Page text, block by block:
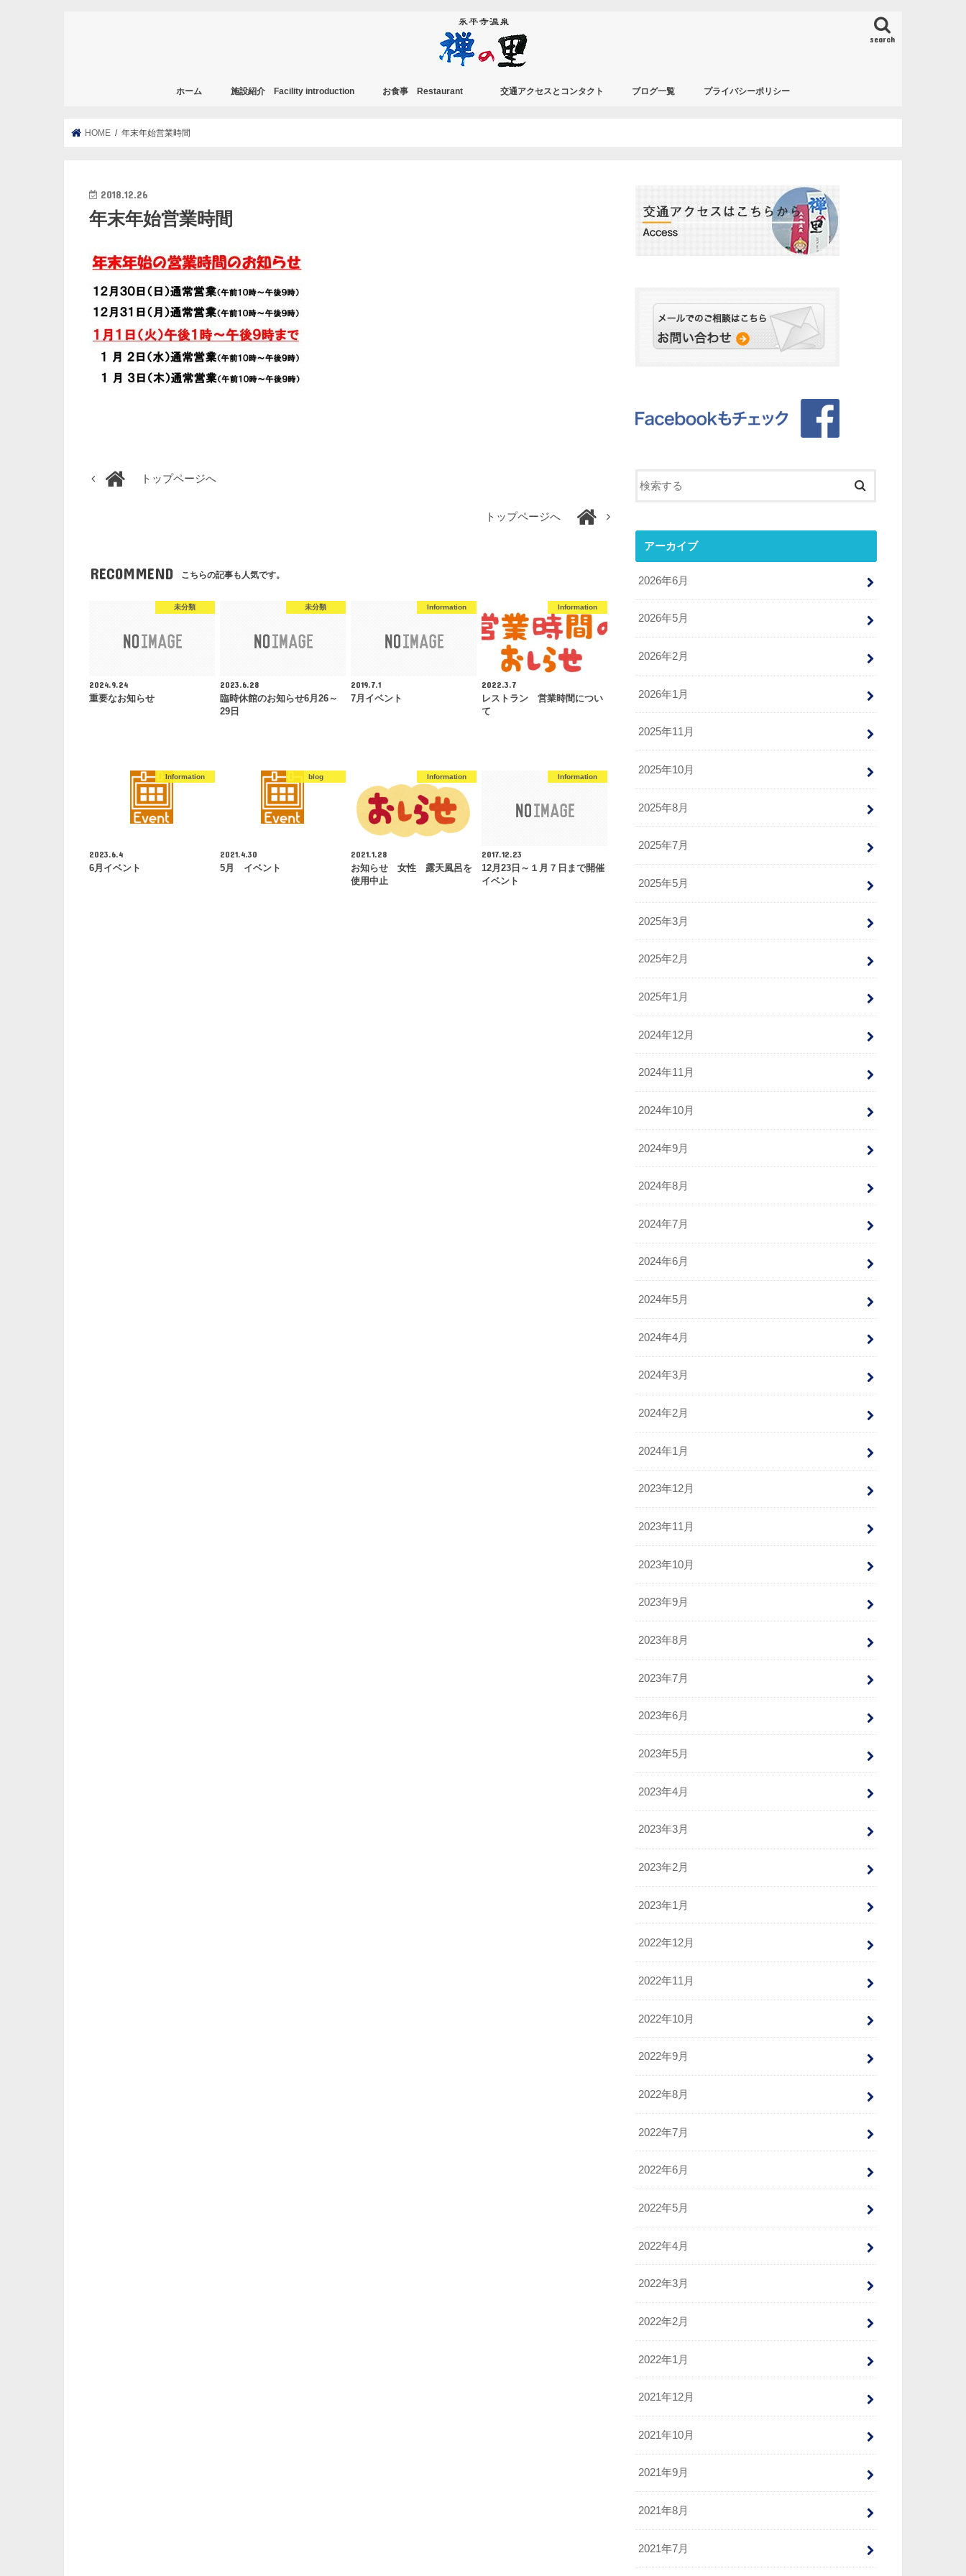
search
ホーム 施設紹介 Facility introduction お食事 Restaurant 交通アクセスとコンタクト ブログ一覧 プライバシーポリシー
HOME 年末年始営業時間
2018.12.26
年末年始営業時間
トップページへ
トップページへ
RECOMMEND こちらの記事も人気です。
未分類
2024.9.24
重要なお知らせ
未分類
2023.6.28
臨時休館のお知らせ6月26～
29日
Information
2019.7.1
7月イベント
Information
2022.3.7
レストラン 営業時間につい
て
Information
2023.6.4
6月イベント
blog
2021.4.30
5月 イベント
Information
2021.1.28
お知らせ 女性 露天風呂を
使用中止
Information
2017.12.23
12月23日～１月７日まで開催
イベント
アーカイブ
2026年6月
2026年5月
2026年2月
2026年1月
2025年11月
2025年10月
2025年8月
2025年7月
2025年5月
2025年3月
2025年2月
2025年1月
2024年12月
2024年11月
2024年10月
2024年9月
2024年8月
2024年7月
2024年6月
2024年5月
2024年4月
2024年3月
2024年2月
2024年1月
2023年12月
2023年11月
2023年10月
2023年9月
2023年8月
2023年7月
2023年6月
2023年5月
2023年4月
2023年3月
2023年2月
2023年1月
2022年12月
2022年11月
2022年10月
2022年9月
2022年8月
2022年7月
2022年6月
2022年5月
2022年4月
2022年3月
2022年2月
2022年1月
2021年12月
2021年10月
2021年9月
2021年8月
2021年7月